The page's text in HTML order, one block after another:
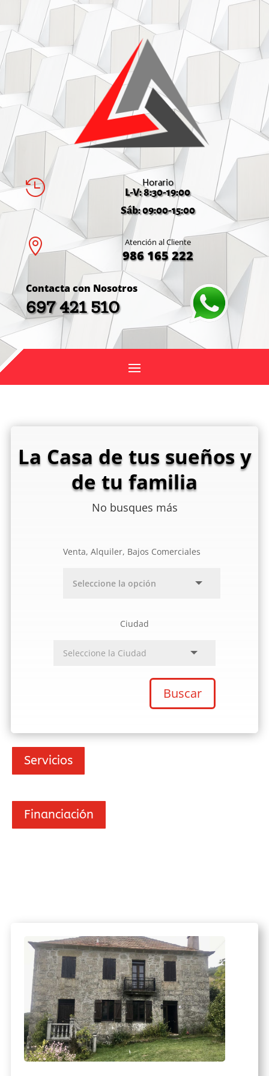
 Horario
L-V: 8:30-19:00
Sáb: 09:00-15:00
 Atención al Cliente
986 165 222
Contacta con Nosotros
697 421 510
La Casa de tus sueños y
de tu familia
No busques más
Venta, Alquiler, Bajos Comerciales
Ciudad
Buscar
Servicios
Financiación